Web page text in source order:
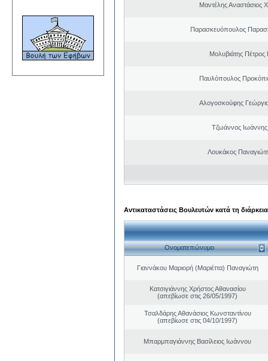
Μαντέλης Αναστάσιος
Παρασκευόπουλος
Μολυβιάτης Πέτρος
Παυλόπουλος
Αλογοσκούφης
Τζωάννος Ιωάννης
Λουκάκος
Αντικαταστάσεις Βουλευτών κατά τη
Ονοματεπώνυμο
Γιαννάκου Μαριορή (Μαριέττα) Παναγιώτη
Κατσιγιάννης Χρήστος Αθανασίου
(απεβίωσε στις 26/05/1997)
Τσαλδάρης Αθανάσιος Κωνσταντίνου
(απεβίωσε στις 04/10/1997)
Μπαρμπαγιάννης Βασίλειος Ιωάννου